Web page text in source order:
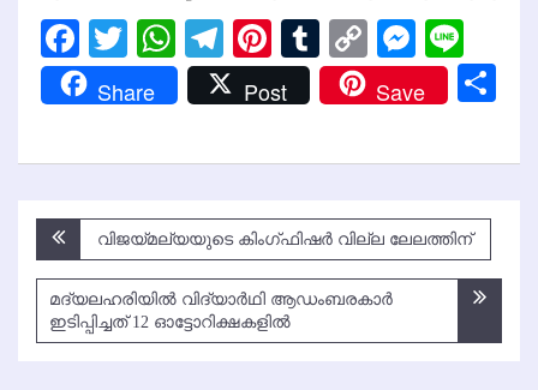
Facebook
Twitter
WhatsApp
Telegram
Pinterest
Tumblr
Copy
Link
Share Post Save
Post
navigation
വിജയ്മല്യയുടെ കിംഗ്ഫിഷര്‍ വില്ല ലേലത്തിന്
മദ്യലഹരിയില്‍ വിദ്യാര്‍ഥി ആഡംബരകാര്‍
ഇടിപ്പിച്ചത് 12 ഓട്ടോറിക്ഷകളില്‍